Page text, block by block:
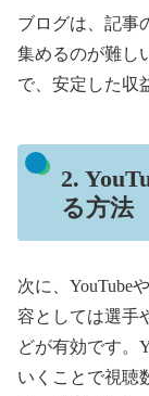
ブログは、記事
集めるのが難し
で、安定した収
2.
る方法
次に、YouTube
容としては選手
どが有効です。
いくことで視聴